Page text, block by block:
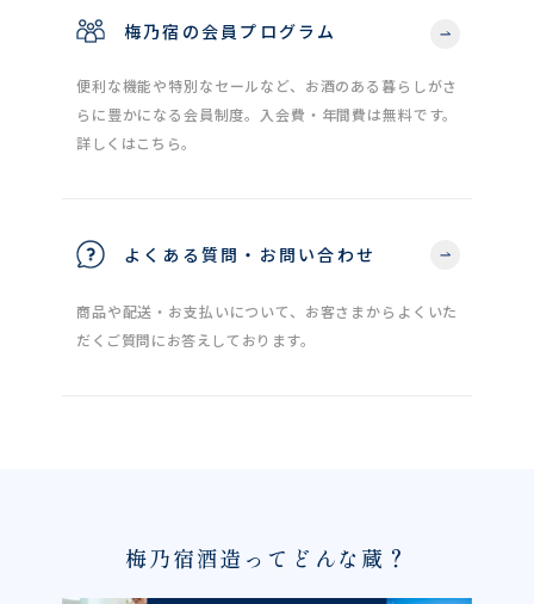
梅乃宿の会員プログラム
便利な機能や特別なセールなど、お酒のある暮らしがさ
らに豊かになる会員制度。入会費・年間費は無料です。
詳しくはこちら。
よくある質問・お問い合わせ
商品や配送・お支払いについて、お客さまからよくいた
だくご質問にお答えしております。
梅乃宿酒造ってどんな蔵？